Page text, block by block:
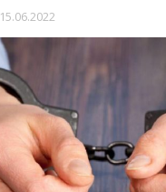
15.06.2022